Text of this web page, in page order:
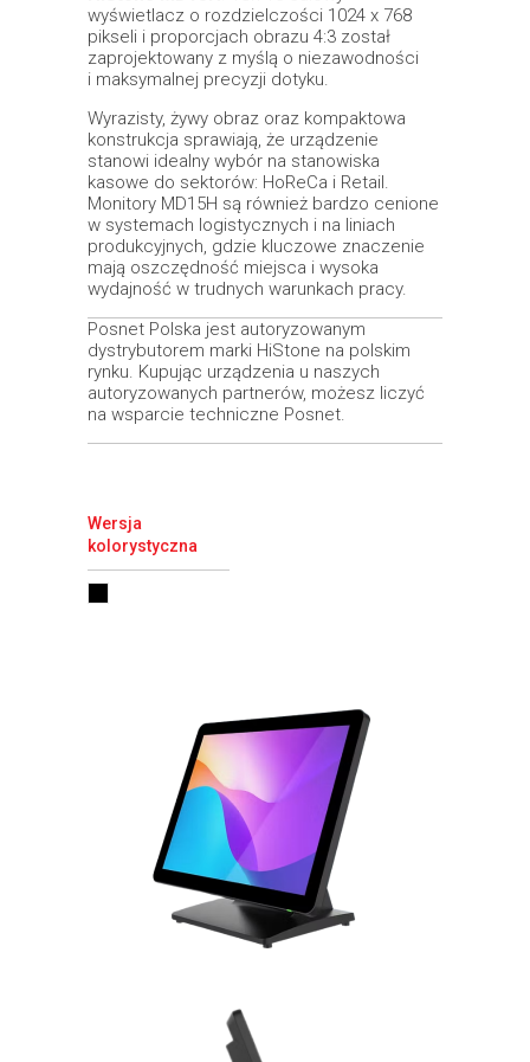
wyświetlacz o rozdzielczości 1024 x 768
pikseli i proporcjach obrazu 4:3 został
zaprojektowany z myślą o niezawodności
i maksymalnej precyzji dotyku.
Wyrazisty, żywy obraz oraz kompaktowa
konstrukcja sprawiają, że urządzenie
stanowi idealny wybór na stanowiska
kasowe do sektorów: HoReCa i Retail.
Monitory MD15H są również bardzo cenione
w systemach logistycznych i na liniach
produkcyjnych, gdzie kluczowe znaczenie
mają oszczędność miejsca i wysoka
wydajność w trudnych warunkach pracy.
Posnet Polska jest autoryzowanym
dystrybutorem marki HiStone na polskim
rynku. Kupując urządzenia u naszych
autoryzowanych partnerów, możesz liczyć
na wsparcie techniczne Posnet.
Wersja
kolorystyczna